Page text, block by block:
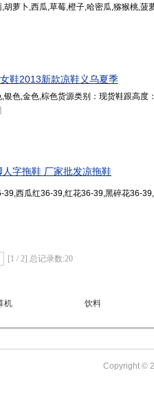
,胡萝卜,西瓜,草莓,橙子,哈密瓜,猕猴桃,
鞋2013新款凉鞋义乌夏季
银色,金色,棕色货源类别：现货鞋跟高
]
字拖鞋 厂家批发凉拖鞋
39,西瓜红36-39,红花36-39,黑碎花36-
[1 / 2] 总记录数:20
机 饮料
Copyright ©